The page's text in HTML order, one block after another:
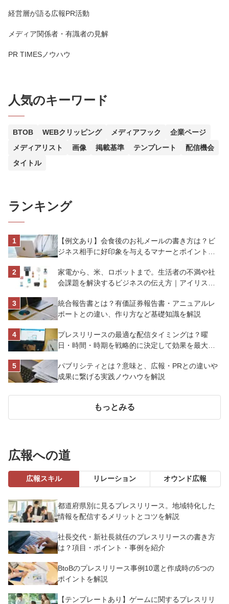
経営層が語る広報PR活動
メディア関係者・有識者の見解
PR TIMESノウハウ
人気のキーワード
BTOB WEBクリッピング メディアフック
企業ページ
メディアリスト
画像 掲載基準 テンプレート
配信機会
タイトル
ランキング
【例文あり】会食後のお礼メールの書き方は？ビ
ジネス相手に好印象を与えるマナーとポイントを
家電から、米、ロボットまで。生活者の不満や社
会課題を解決するビジネスの伝え方｜アイリスオ
統合報告書とは？有価証券報告書・アニュアルレ
ポートとの違い、作り方など基礎知識を解説
プレスリリースの最適な配信タイミングは？曜
日・時間・時期を戦略的に決定して効果を最大化
パブリシティとは？意味と、広報・PRとの違いや
成果に繋げる実践ノウハウを解説
もっとみる
広報への道
広報スキル リレーション オウンド広報
都道府県別に見るプレスリリース。地域特化した
情報を配信するメリットとコツを解説
社長交代・新社長就任のプレスリリースの書き方
は？項目・ポイント・事例を紹介
BtoBのプレスリリース事例10選と作成時の5つの
ポイントを解説
【テンプレートあり】ゲームに関するプレスリリ